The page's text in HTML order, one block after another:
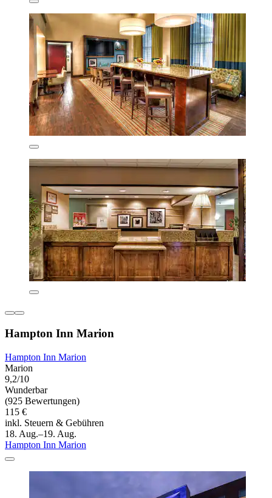
Hampton Inn Marion
Hampton Inn Marion
Marion
9,2/10
Wunderbar
(925 Bewertungen)
115 €
inkl. Steuern & Gebühren
18. Aug.–19. Aug.
Hampton Inn Marion